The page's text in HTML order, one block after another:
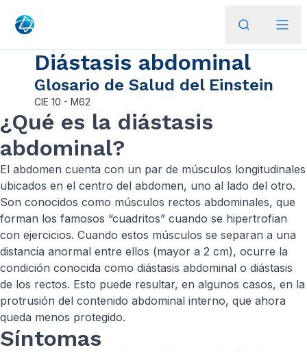
Diástasis abdominal
Glosario de Salud del Einstein
CIE 10 - M62
¿Qué es la diástasis
abdominal?
El abdomen cuenta con un par de músculos longitudinales
ubicados en el centro del abdomen, uno al lado del otro.
Son conocidos como músculos rectos abdominales, que
forman los famosos “cuadritos” cuando se hipertrofian
con ejercicios. Cuando estos músculos se separan a una
distancia anormal entre ellos (mayor a 2 cm), ocurre la
condición conocida como diástasis abdominal o diástasis
de los rectos. Esto puede resultar, en algunos casos, en la
protrusión del contenido abdominal interno, que ahora
queda menos protegido.
Síntomas